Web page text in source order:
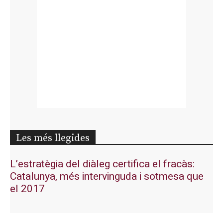
Les més llegides
L’estratègia del diàleg certifica el fracàs:
Catalunya, més intervinguda i sotmesa que
el 2017